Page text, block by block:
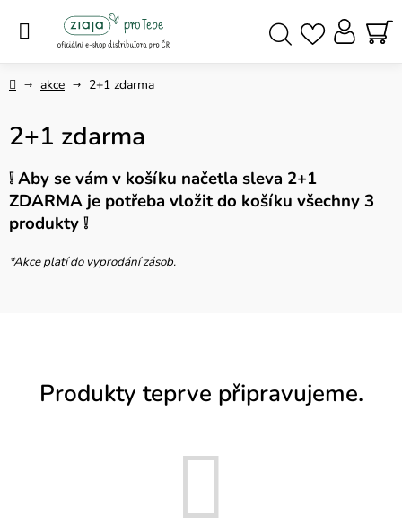
Domůakce 2+1 zdarma
2+1 zdarma
❕ Aby se vám v košíku načetla sleva 2+1
ZDARMA je potřeba vložit do košíku všechny 3
produkty ❕
*Akce platí do vyprodání zásob.
Produkty teprve připravujeme.